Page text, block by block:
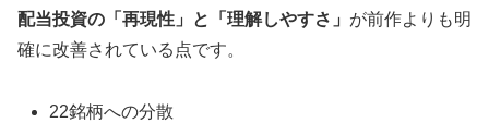
配当投資の「再現性」と「理解しやすさ」 が前作よりも明
確に改善されている点です。
22銘柄への分散